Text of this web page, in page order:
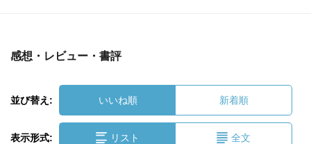
感想・レビュー・書評
並び替え: いいね順 新着順
表示形式: リスト 全文